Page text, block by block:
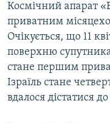
Усі сайти RFE/RL
Космічний апарат
приватним
Очікується, що 11
поверхню
стане першим
Ізраїль стане
вдалося дістатися